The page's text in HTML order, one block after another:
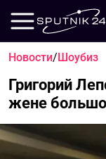
Новости/Шоубиз
Григорий
жене